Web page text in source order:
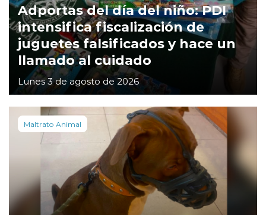
Adportas del día del niño: PDI
intensifica fiscalización de
juguetes falsificados y hace un
llamado al cuidado
Lunes 3 de agosto de 2026
Maltrato Animal